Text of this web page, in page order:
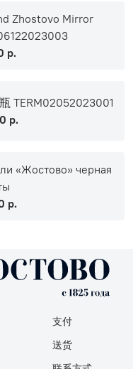
Zhostovo Mirror
р.
TERM02052023001
р.
«Жостово» черная
р.
支付
送货